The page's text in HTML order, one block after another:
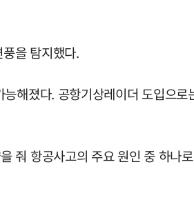
을 탐지했다.
졌다. 공항기상레이더 도입으
줘 항공사고의 주요 원인 중 하나